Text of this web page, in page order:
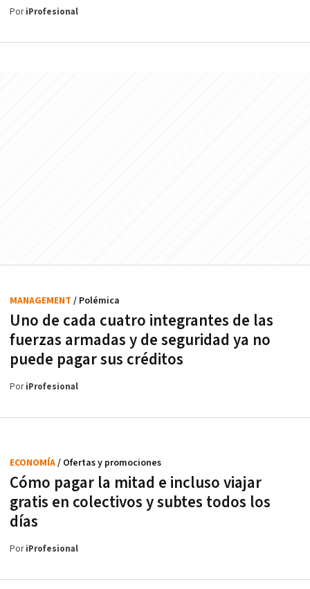
PoriProfesional
Uno de cada cuatro integrantes de las
fuerzas armadas y de seguridad ya no
puede pagar sus créditos
MANAGEMENT / Polémica
PoriProfesional
Cómo pagar la mitad e incluso viajar
gratis en colectivos y subtes todos los
días
ECONOMÍA/ Ofertas y promociones
PoriProfesional